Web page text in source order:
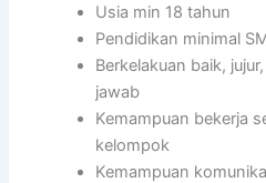
Usia min 18 tahun
Pendidikan minimal
Berkelakuan baik,
jawab
Kemampuan bekerja
kelompok
Kemampuan